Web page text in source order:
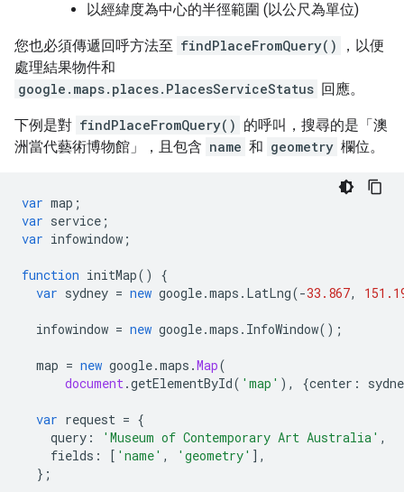
以經緯度為中心的半徑範圍 (以公尺為單位)
您也必須傳遞回呼方法至 findPlaceFromQuery()
，以便
處理結果物件和
google.maps.places.PlacesServiceStatus 回應。
下例是對 findPlaceFromQuery() 的呼叫，搜尋的是「澳
洲當代藝術博物館」，且包含 name 和 geometry 欄位。
var map ;
var service ;
var infowindow ;
function initMap()
{
var sydney = new google.maps . LatLng(-33.867,
infowindow = new google.maps . InfoWindow();
map = new google.maps .Map(
document.getElementById( 'map' ), {center :
var request = {
query : 'Museum of Contemporary Art Australia' ,
fields : [ 'name' , 'geometry' ],
};